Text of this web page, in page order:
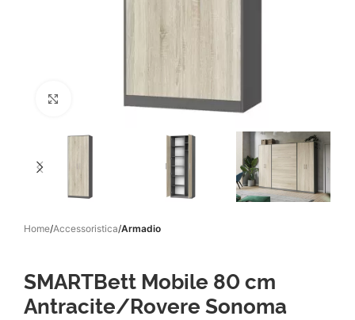
Click to enlarge
Home Accessoristica Armadio
SMARTBett Mobile 80 cm
Antracite/Rovere Sonoma